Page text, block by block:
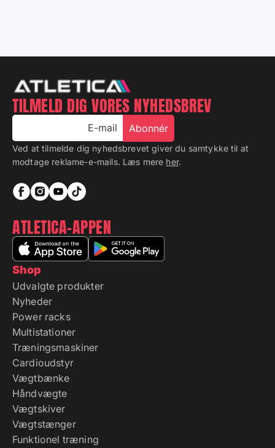
Shop
Udvalgte produkter
Nyheder
Power racks
Multistationer
Træningsmaskiner
Cardioudstyr
Vægtbænke
Håndvægte
Vægtskiver
Vægtstænger
Funktionel træning
TILMELD DIG VORES NYHEDSBREV
E-mail Abonnér
Ved at tilmelde dig nyhedsbrevet giver du samtykke til at
modtage reklame-e-mails. Læs mere her.
ATLETICA-APPEN